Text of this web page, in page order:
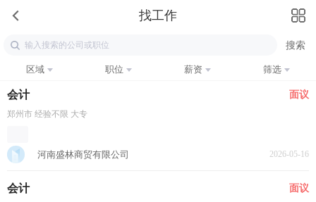
找工作
区域 职位 薪资 筛选
会计 面议
郑州市 经验不限 大专
河南盛林商贸有限公司 2026-05-16
会计 面议